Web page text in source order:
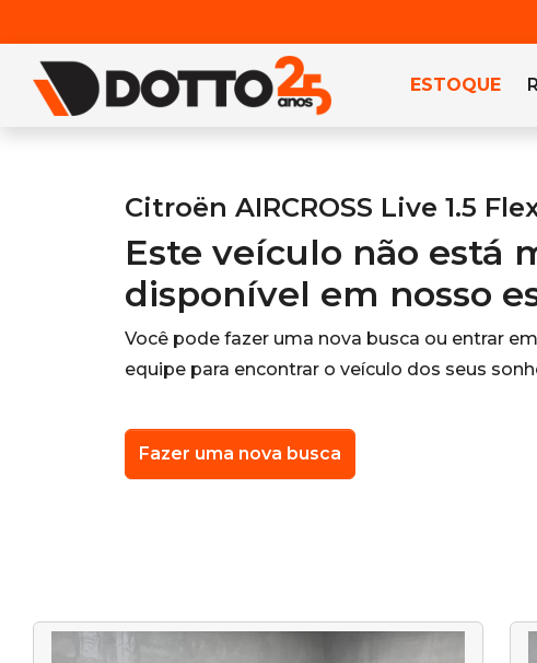
ESTOQUE
Citroën AIRCROSS Live 1.5
Este veículo não está
disponível em nosso
Você pode fazer uma nova busca ou entrar
equipe para encontrar o veículo dos seus
Fazer uma nova busca